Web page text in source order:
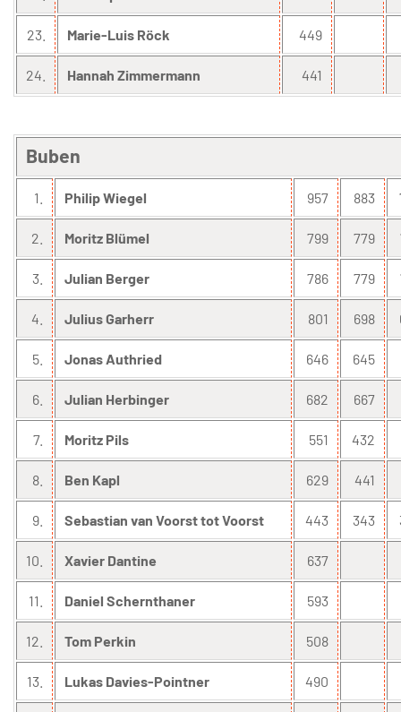
23. Marie-Luis Röck 449
24. Hannah Zimmermann 441
Buben
1. Philip Wiegel 957 883
2. Moritz Blümel 799 779
3. Julian Berger 786 779
4. Julius Garherr 801 698
5. Jonas Authried 646 645
6. Julian Herbinger 682 667
7. Moritz Pils 551 432
8. Ben Kapl 629 441
9. Sebastian van Voorst tot Voorst 443 343
10. Xavier Dantine 637
11. Daniel Schernthaner 593
12. Tom Perkin 508
13. Lukas Davies-Pointner 490